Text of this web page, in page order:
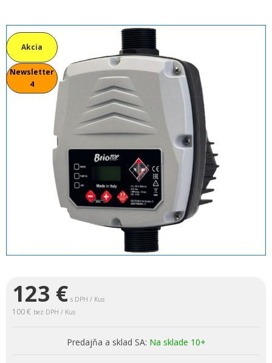
Akcia
Newsletter
4
123 € s DPH / Kus
100 € bez DPH / Kus
Predajňa a sklad SA: Na sklade 10+